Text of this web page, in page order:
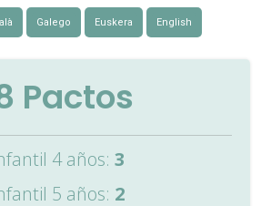
Galego Euskera English
Pactos
4 años: 3
5 años: 2